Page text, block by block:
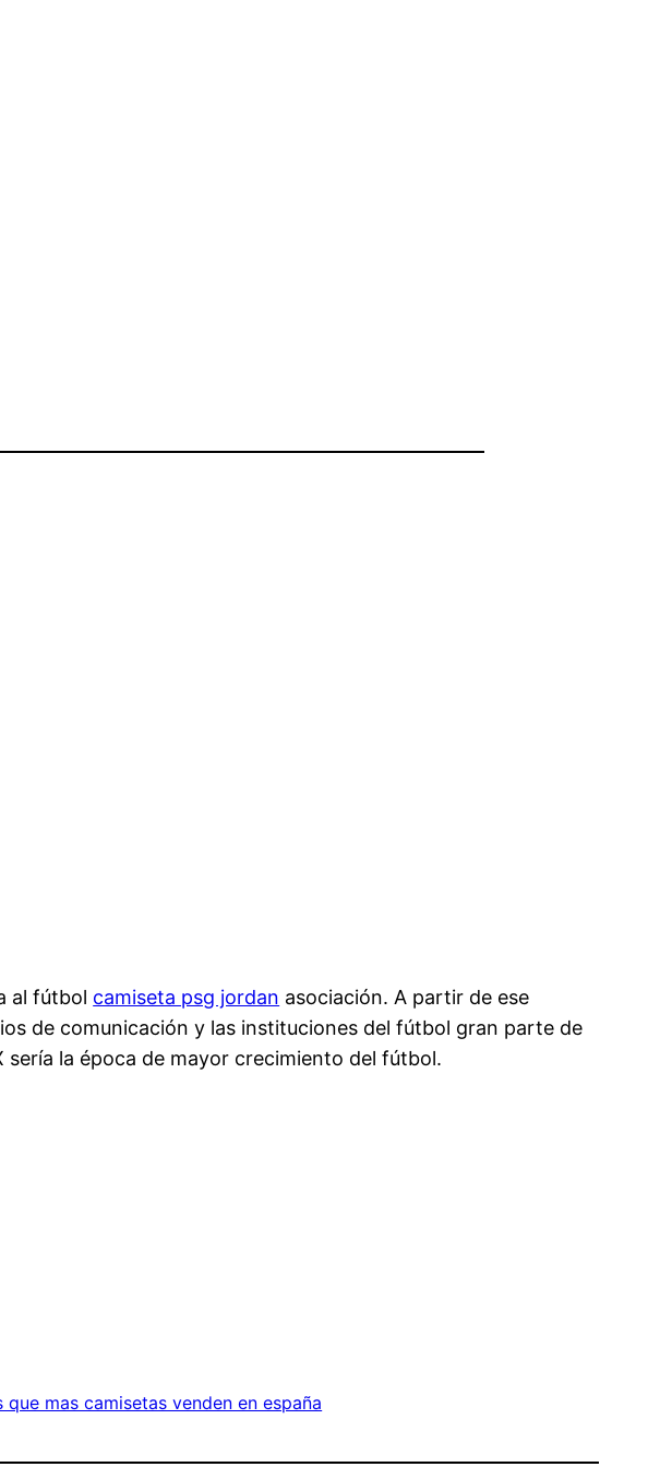
al fútbol camiseta psg jordan asociación. A partir de ese
de comunicación y las instituciones del fútbol gran parte de
sería la época de mayor crecimiento del fútbol.
que mas camisetas venden en españa